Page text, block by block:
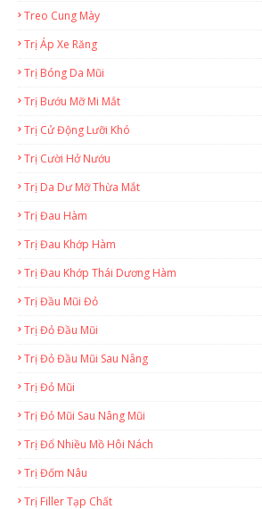
Treo Cung Mày
Trị Áp Xe Răng
Trị Bóng Da Mũi
Trị Bướu Mỡ Mi Mắt
Trị Cử Động Lưỡi Khó
Trị Cười Hở Nướu
Trị Da Dư Mỡ Thừa Mắt
Trị Đau Hàm
Trị Đau Khớp Hàm
Trị Đau Khớp Thái Dương Hàm
Trị Đầu Mũi Đỏ
Trị Đỏ Đầu Mũi
Trị Đỏ Đầu Mũi Sau Nâng
Trị Đỏ Mũi
Trị Đỏ Mũi Sau Nâng Mũi
Trị Đổ Nhiều Mồ Hôi Nách
Trị Đốm Nâu
Trị Filler Tạp Chất